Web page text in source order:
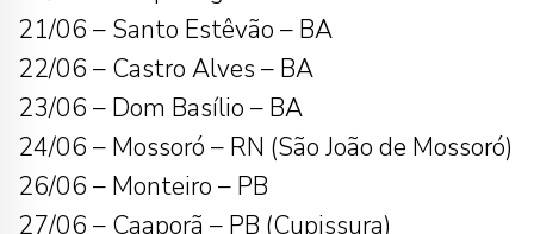
21/06 – Santo Estêvão – BA
22/06 – Castro Alves – BA
23/06 – Dom Basílio – BA
24/06 – Mossoró – RN (São João de Mossoró)
26/06 – Monteiro – PB
27/06 – Caaporã – PB (Cupissura)